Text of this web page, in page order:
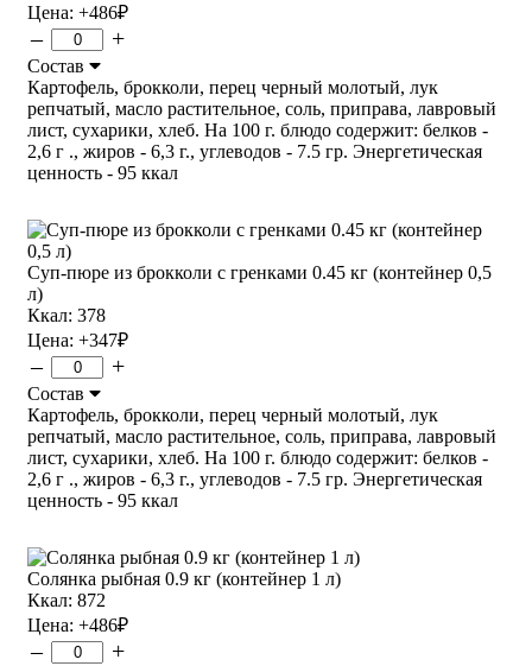
Цена: +486₽
– +
Состав
Картофель, брокколи, перец черный молотый, лук
репчатый, масло растительное, соль, приправа, лавровый
лист, сухарики, хлеб. На 100 г. блюдо содержит: белков -
2,6 г ., жиров - 6,3 г., углеводов - 7.5 гр. Энергетическая
ценность - 95 ккал
Суп-пюре из брокколи с гренками 0.45 кг (контейнер 0,5
л)
Ккал: 378
Цена: +347₽
– +
Состав
Картофель, брокколи, перец черный молотый, лук
репчатый, масло растительное, соль, приправа, лавровый
лист, сухарики, хлеб. На 100 г. блюдо содержит: белков -
2,6 г ., жиров - 6,3 г., углеводов - 7.5 гр. Энергетическая
ценность - 95 ккал
Солянка рыбная 0.9 кг (контейнер 1 л)
Ккал: 872
Цена: +486₽
– +